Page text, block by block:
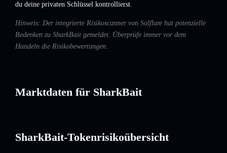
du deine privaten Schlüssel kontrollierst.
Hinweis: Der integrierte Risikoscanner von Solflare hat potenzielle
Bedenken zu SharkBait gemeldet. Überprüfe immer vor dem
Handeln die Risikobewertungen.
Marktdaten für SharkBait
SharkBait-Tokenrisikoübersicht